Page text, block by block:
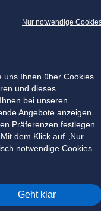
Nur notwendige
uns Ihnen über Cookies
und dieses
bei unseren
Angebote anzeigen.
Präferenzen festlegen.
dem Klick auf „Nur
notwendige Cookies
Geht klar